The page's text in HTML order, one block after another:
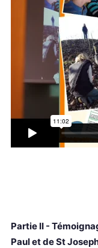
Partie II -
Paul et de St